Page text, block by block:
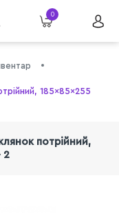
0
185×85×255
потрійний,
2